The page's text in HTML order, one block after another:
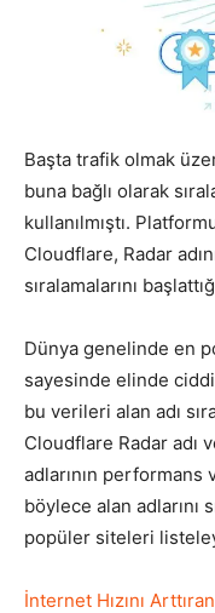
Başta trafik olmak
buna bağlı olarak
kullanılmıştı.
Cloudflare, Radar
sıralamalarını
Dünya genelinde en
sayesinde elinde
bu verileri alan adı
Cloudflare Radar adı
adlarının
böylece alan adlarını
popüler siteleri
İnternet Hızını